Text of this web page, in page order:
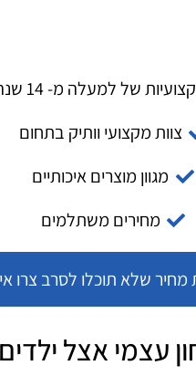
של למעלה מ- 14 שנה
צוות מקצועי וותיק בתחום
מגוון מוצרים איכותיים
מחירים משתלמים
שלא תוכלו לסרב צרו
עצמי אצל ילדים